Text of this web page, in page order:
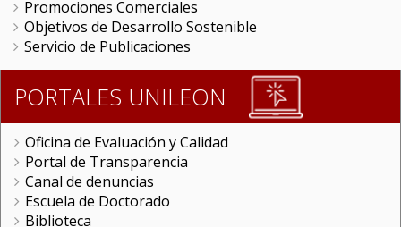
Promociones Comerciales
Objetivos de Desarrollo Sostenible
Servicio de Publicaciones
PORTALES UNILEON
Oficina de Evaluación y Calidad
Portal de Transparencia
Canal de denuncias
Escuela de Doctorado
Biblioteca